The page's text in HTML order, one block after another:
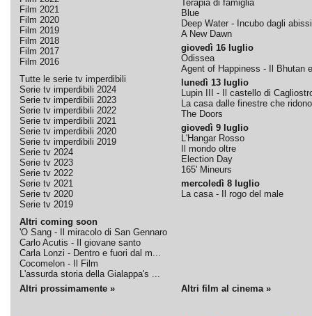
Film 2021
Film 2020
Film 2019
Film 2018
Film 2017
Film 2016
Tutte le serie tv imperdibili
Serie tv imperdibili 2024
Serie tv imperdibili 2023
Serie tv imperdibili 2022
Serie tv imperdibili 2021
Serie tv imperdibili 2020
Serie tv imperdibili 2019
Serie tv 2024
Serie tv 2023
Serie tv 2022
Serie tv 2021
Serie tv 2020
Serie tv 2019
Altri coming soon
'O Sang - Il miracolo di San Gennaro
Carlo Acutis - Il giovane santo
Carla Lonzi - Dentro e fuori dal m...
Cocomelon - Il Film
L'assurda storia della Gialappa's ...
Terapia di famiglia
Blue
Deep Water - Incubo dagli abissi
A New Dawn
giovedì 16 luglio
Odissea
Agent of Happiness - Il Bhutan
lunedì 13 luglio
Lupin III - Il castello di
La casa dalle finestre che ridono
The Doors
giovedì 9 luglio
L'Hangar Rosso
Il mondo oltre
Election Day
165' Mineurs
mercoledì 8 luglio
La casa - Il rogo del male
Altri prossimamente » Altri film al cinema »